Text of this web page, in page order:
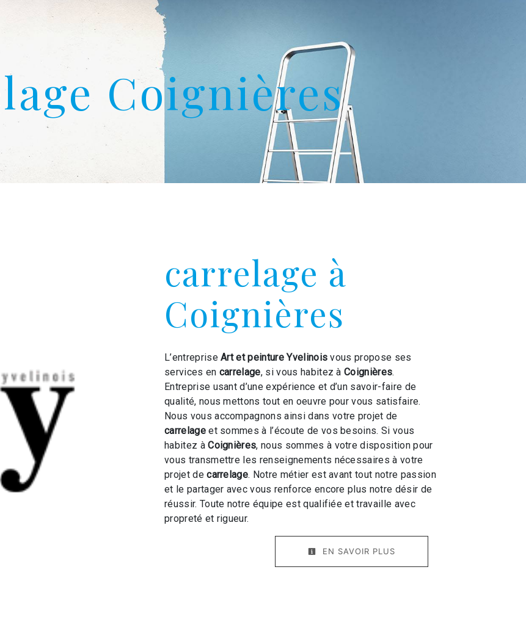
Coignières
carrelage à
Coignières
L’entrepriseArt et peinture Yvelinois vous propose ses
services en carrelage, si vous habitez àCoignières.
Entreprise usant d’une expérience et d’un savoir-faire de
qualité, nous mettons tout en oeuvre pour vous satisfaire.
Nous vous accompagnons ainsi dans votre projet de
carrelageet sommes à l’écoute de vos besoins. Si vous
habitez àCoignières, nous sommes à votre disposition pour
vous transmettre les renseignements nécessaires à votre
projet decarrelage. Notre métier est avant tout notre passion
et le partager avec vous renforce encore plus notre désir de
réussir. Toute notre équipe est qualifiée et travaille avec
propreté et rigueur.
EN SAVOIR PLUS